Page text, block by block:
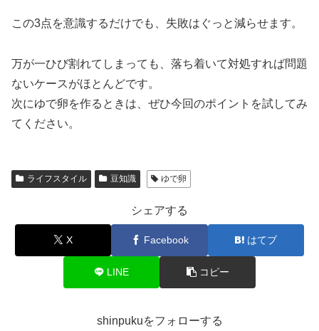
この3点を意識するだけでも、失敗はぐっと減らせます。
万が一ひび割れてしまっても、落ち着いて対処すれば問題
ないケースがほとんどです。
次にゆで卵を作るときは、ぜひ今回のポイントを試してみ
てください。
ライフスタイル 豆知識 ゆで卵
シェアする
X Facebook はてブ
LINE コピー
shinpukuをフォローする